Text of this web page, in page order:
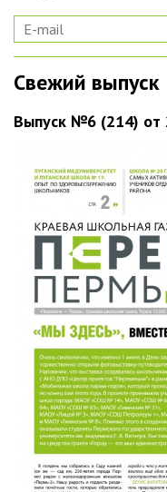
Свежий выпуск
Выпуск №6 (214) от